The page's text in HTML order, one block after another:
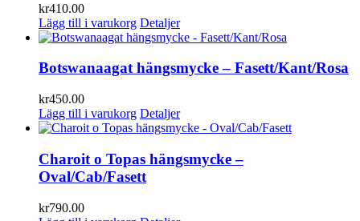
kr410.00
Lägg till i varukorg Detaljer
Botswanaagat hängsmycke – Fasett/Kant/Rosa
kr450.00
Lägg till i varukorg Detaljer
Charoit o Topas hängsmycke –
Oval/Cab/Fasett
kr790.00